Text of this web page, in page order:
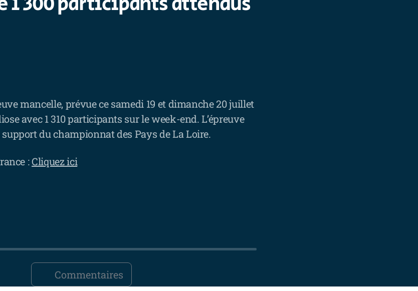
mancelle, prévue ce samedi 19 et dimanche 20 juillet
avec 1 310 participants sur le week-end. L’épreuve
du championnat des Pays de La Loire.
:Cliquez ici
Commentaires